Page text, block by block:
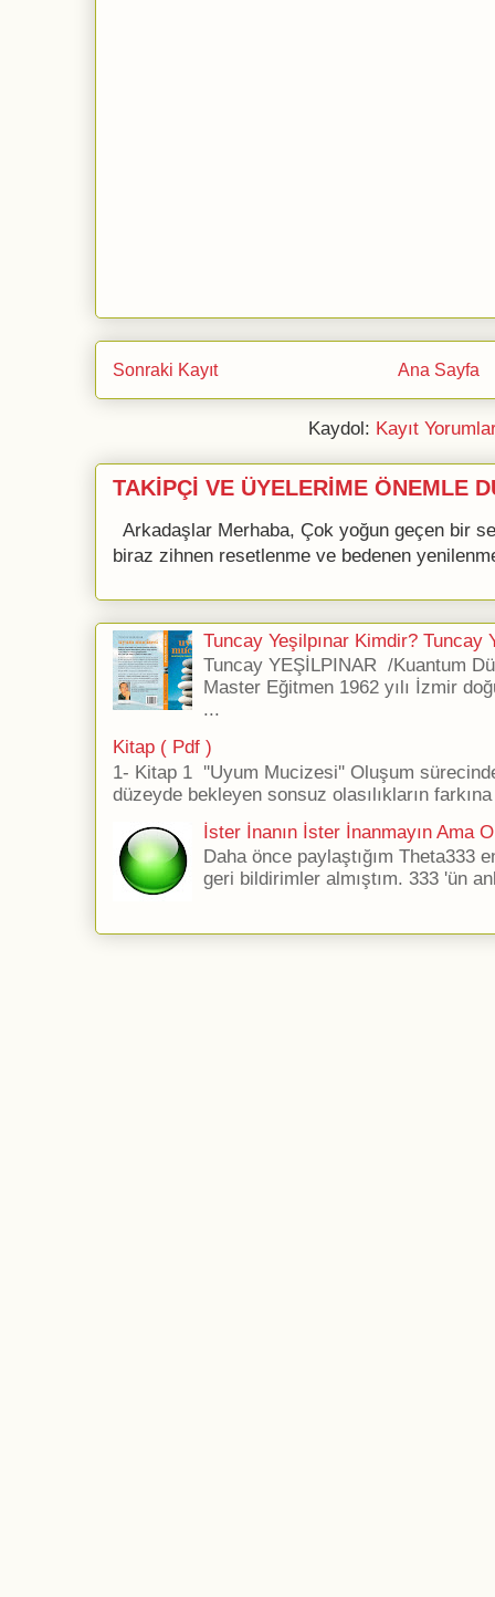
Sonraki Kayıt Ana Sayfa
Kaydol: Kayıt
TAKİPÇİ VE ÜYELERİME ÖNEMLE
Arkadaşlar Merhaba, Çok yoğun geçen bir
biraz zihnen resetlenme ve bedenen
Tuncay Yeşilpınar Kimdir? Tuncay
Tuncay YEŞİLPINAR /Kuantum
Master Eğitmen 1962 yılı İzmir
...
Kitap ( Pdf )
1- Kitap 1 ''Uyum Mucizesi'' Oluşum
düzeyde bekleyen sonsuz olasılıkların
İster İnanın İster İnanmayın Ama
Daha önce paylaştığım Theta333
geri bildirimler almıştım. 333 'ün